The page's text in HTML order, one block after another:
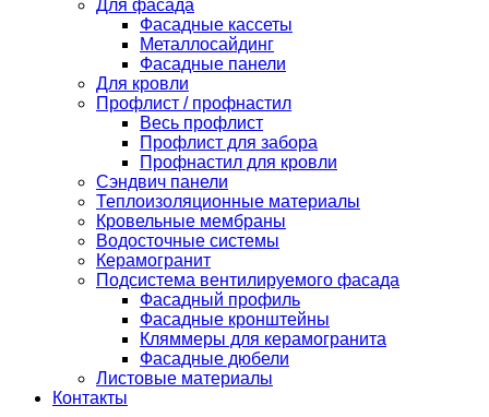
Для фасада
Фасадные кассеты
Металлосайдинг
Фасадные панели
Для кровли
Профлист / профнастил
Весь профлист
Профлист для забора
Профнастил для кровли
Сэндвич панели
Теплоизоляционные материалы
Кровельные мембраны
Водосточные системы
Керамогранит
Подсистема вентилируемого фасада
Фасадный профиль
Фасадные кронштейны
Кляммеры для керамогранита
Фасадные дюбели
Листовые материалы
Контакты